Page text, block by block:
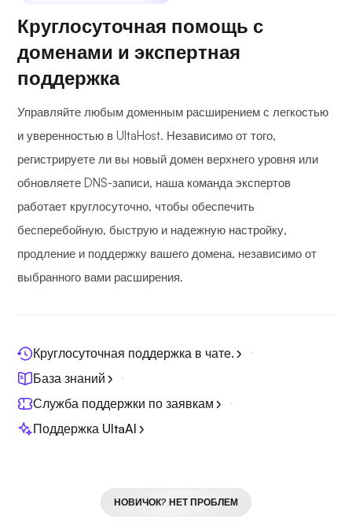
Круглосуточная помощь с
доменами и экспертная
поддержка
Управляйте любым доменным расширением с легкостью
и уверенностью в UltaHost. Независимо от того,
регистрируете ли вы новый домен верхнего уровня или
обновляете DNS-записи, наша команда экспертов
работает круглосуточно, чтобы обеспечить
бесперебойную, быструю и надежную настройку,
продление и поддержку вашего домена, независимо от
выбранного вами расширения.
Круглосуточная поддержка в чате.
База знаний
Служба поддержки по заявкам
Поддержка UltaAI
НОВИЧОК? НЕТ ПРОБЛЕМ